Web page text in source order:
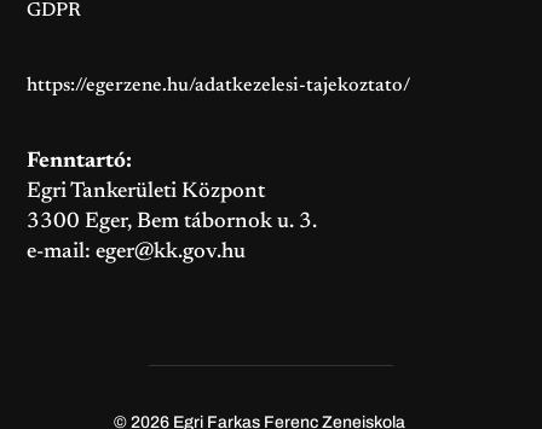
GDPR
https://egerzene.hu/adatkezelesi-tajekoztato/
Fenntartó:
Egri Tankerületi Központ
3300 Eger, Bem tábornok u. 3.
e-mail:eger@kk.gov.hu
© 2026 Egri Farkas Ferenc Zeneiskola